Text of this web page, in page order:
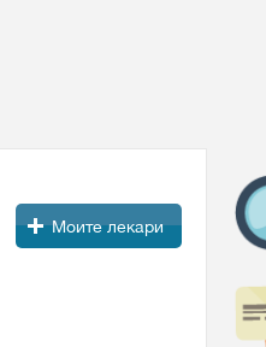
Моите лекари